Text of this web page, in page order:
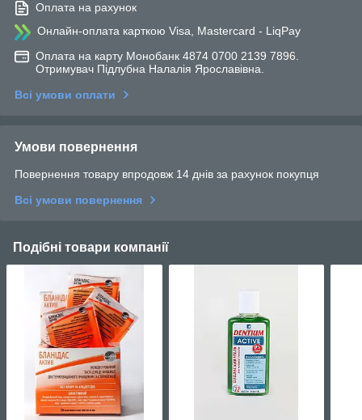
Оплата на рахунок
Онлайн-оплата карткою Visa, Mastercard - LiqPay
Оплата на карту Монобанк 4874 0700 2139 7896.
Отримувач Підлубна Налалія Ярославівна.
Всі умови оплати
Умови повернення
Повернення товару впродовж 14 днів за рахунок покупця
Всі умови повернення
Подібні товари компанії